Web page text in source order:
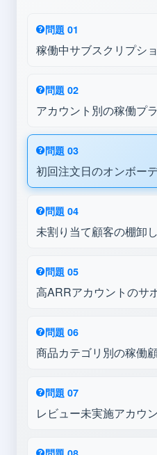
問題 01
稼働中サブスクリプシ
問題 02
アカウント別の稼働プ
問題 03
初回注文日のオンボー
問題 04
未割り当て顧客の棚卸し
問題 05
高ARRアカウントのサ
問題 06
商品カテゴリ別の稼働
問題 07
レビュー未実施アカウ